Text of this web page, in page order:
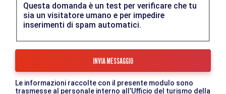
Questa domanda è un test per verificare che tu
sia un visitatore umano e per impedire
inserimenti di spam automatici.
Le informazioni raccolte con il presente modulo sono
trasmesse al personale interno all’Ufficio del turismo della